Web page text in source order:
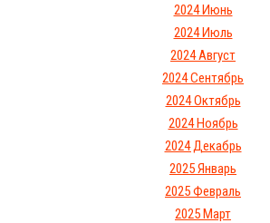
2024 Июнь
2024 Июль
2024 Август
2024 Сентябрь
2024 Октябрь
2024 Ноябрь
2024 Декабрь
2025 Январь
2025 Февраль
2025 Март